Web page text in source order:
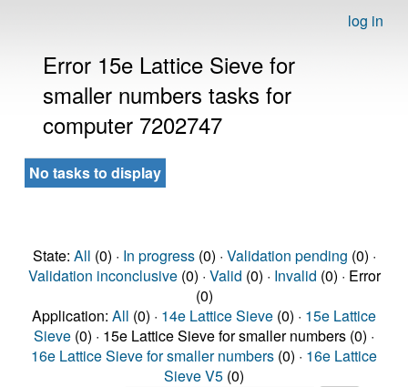
log in
Error 15e Lattice Sieve for
smaller numbers tasks for
computer 7202747
No tasks to display
State: All (0) · In progress(0) · Validation pending (0) ·
Validation inconclusive(0) · Valid (0) · Invalid (0) · Error
(0)
Application: All (0) · 14e Lattice Sieve (0) · 15e Lattice
Sieve (0) · 15e Lattice Sieve for smaller numbers (0) ·
16e Lattice Sieve for smaller numbers (0) · 16e Lattice
Sieve V5 (0)